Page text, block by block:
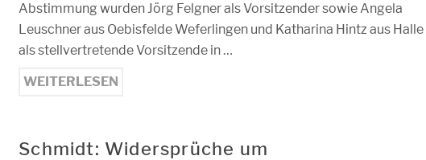
Abstimmung wurden Jörg Felgner als Vorsitzender sowie Angela
Leuschner aus Oebisfelde Weferlingen und Katharina Hintz aus Halle
als stellvertretende Vorsitzende in …
WEITERLESEN
Schmidt: Widersprüche um